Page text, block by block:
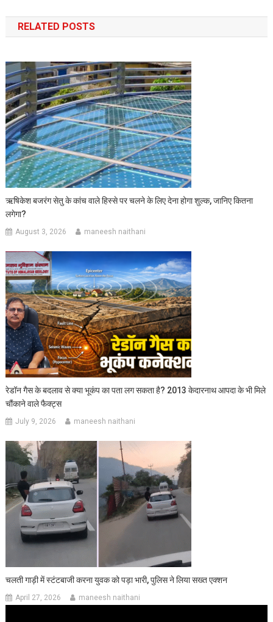
navigation
RELATED POSTS
ऋषिकेश बजरंग सेतु के कांच वाले हिस्से पर चलने के लिए देना होगा शुल्क, जानिए कितना
लगेगा?
August 3, 2026 maneesh naithani
रेडॉन गैस के बदलाव से क्या भूकंप का पता लग सकता है? 2013 केदारनाथ आपदा के भी मिले
चौंकाने वाले फैक्ट्स
July 9, 2026 maneesh naithani
चलती गाड़ी में स्टंटबाजी करना युवक को पड़ा भारी, पुलिस ने लिया सख्त एक्शन
April 27, 2026 maneesh naithani